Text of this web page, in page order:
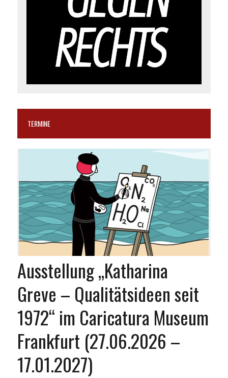
TERMINE
Ausstellung „Katharina
Greve – Qualitätsideen seit
1972“ im Caricatura Museum
Frankfurt (27.06.2026 –
17.01.2027)